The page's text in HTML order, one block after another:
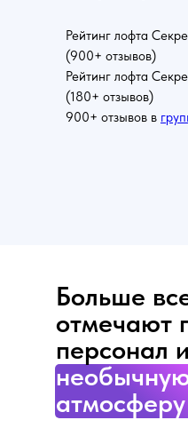
Рейтинг лофта
(900+ отзывов)
Рейтинг лофта
(180+ отзывов)
900+ отзывов в
Больше
отмечают
персонал и
атмосферу